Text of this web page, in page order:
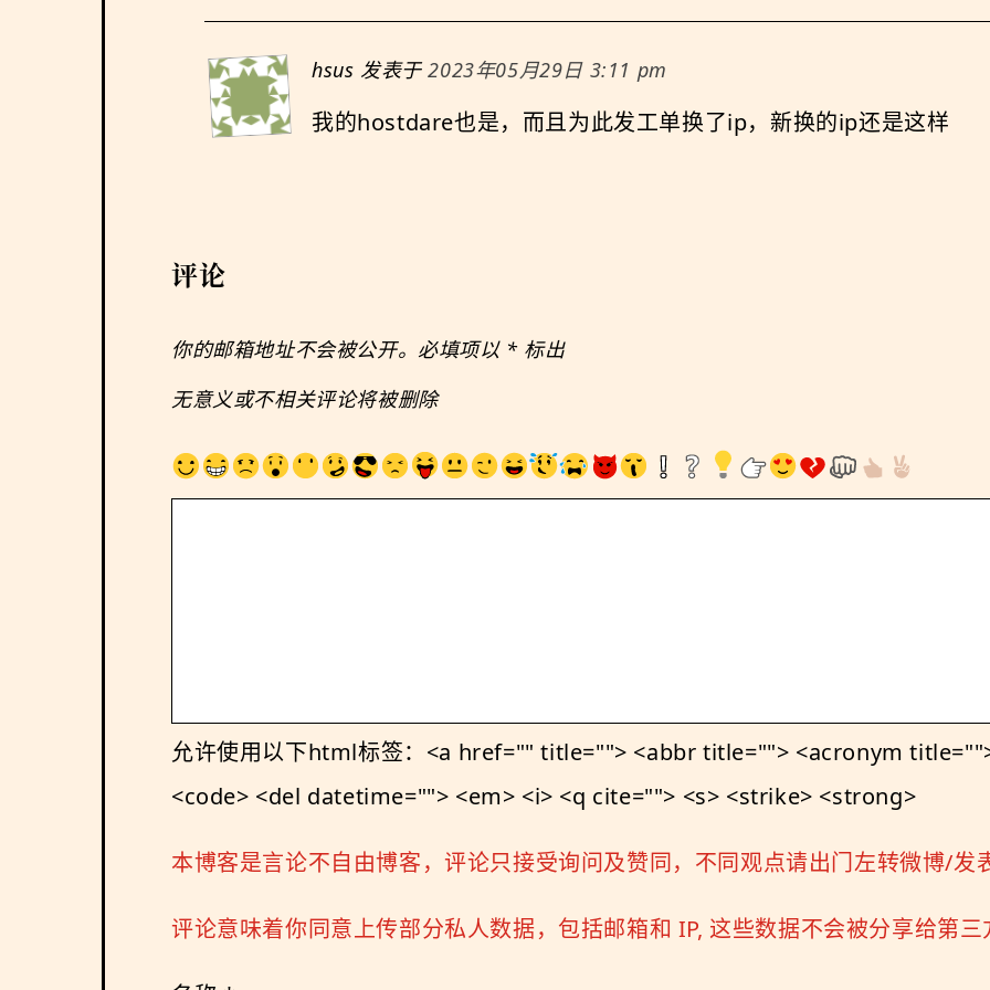
hsus 发表于 2023年05月29日 3:11 pm
我的hostdare也是，而且为此发工单换了ip，新换的ip还是这样
评论
你的邮箱地址不会被公开。必填项以 *标出
无意义或不相关评论将被删除
允许使用以下html标签：<a href="" title=""> <abbr title=""> <acronym
<code> <del datetime=""> <em> <i> <q cite=""> <s> <strike> <strong>
本博客是言论不自由博客，评论只接受询问及赞同，不同观点请出门左转微博/发
评论意味着你同意上传部分私人数据，包括邮箱和 IP, 这些数据不会被分享给第